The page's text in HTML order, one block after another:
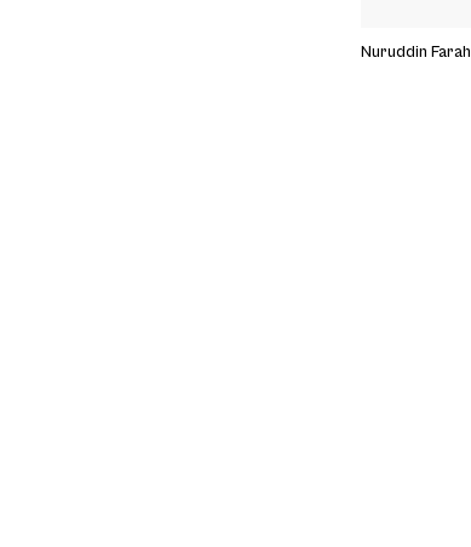
Nuruddin Farah